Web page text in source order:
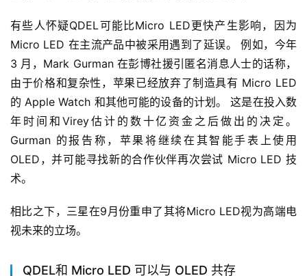
有些人怀疑QDEL可能比Micro LED更快产生影响，因为
Micro LED 在主流产品中被采用遇到了延误。 例如，今年
3 月，Mark Gurman 在彭博社援引匿名消息人士的话称，
由于价格和复杂性，苹果已经放弃了制造具有 Micro LED
的 Apple Watch 和其他可能的设备的计划。 这是在投入数
年时间和Virey估计的数十亿资金之后做出的决定。
Gurman 的报告称，苹果将继续在其智能手表上使用
OLED，并可能寻找新的合作伙伴再次尝试 Micro LED 技
术。
相比之下，三星在9月份重申了其将Micro LED视为高端电
视未来的立场。
QDEL和 Micro LED 可以与 OLED 共存